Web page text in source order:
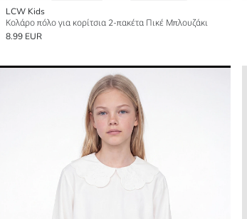
LCW Kids
Κολάρο πόλο για κορίτσια 2-πακέτα Πικέ Μπλουζάκι
8.99 EUR